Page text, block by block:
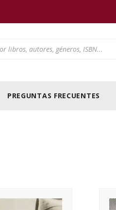
PREGUNTAS FRECUENTES